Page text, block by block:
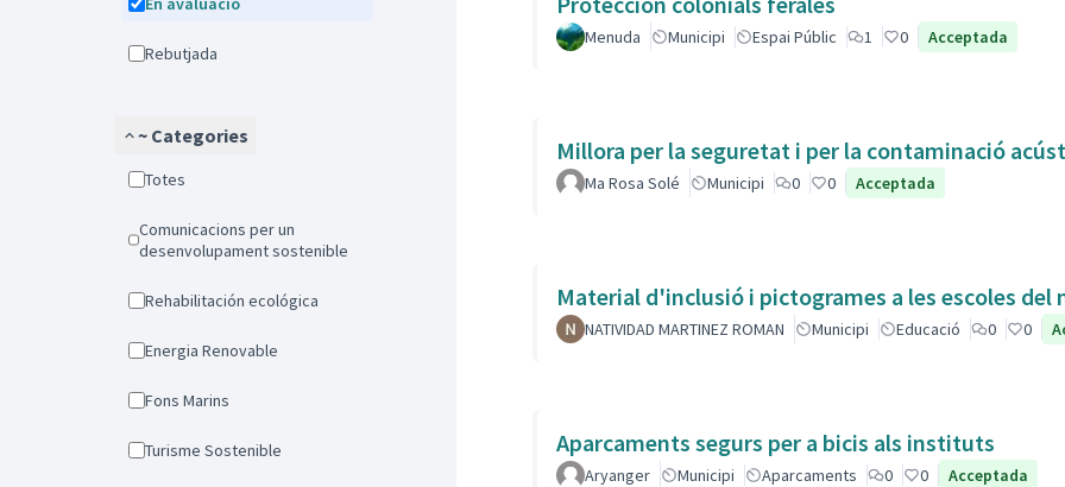
Rebutjada
~ Categories
Totes
Comunicacions per un
desenvolupament sostenible
Rehabilitación ecológica
Energia Renovable
Fons Marins
Turisme Sostenible
Menuda Municipi Espai Públic 1 0 Acceptada
Millora per la seguretat i per la contaminació
Ma Rosa Solé Municipi 0 0 Acceptada
Material d'inclusió i pictogrames a les escoles del
NATIVIDAD MARTINEZ ROMAN Municipi Educació 0 0
Aparcaments segurs per a bicis als instituts
Aryanger Municipi Aparcaments 0 0 Acceptada